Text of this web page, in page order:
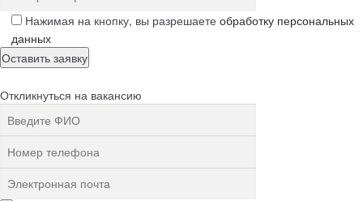
Нажимая на кнопку, вы разрешаете обработку персональных
данных
Откликнуться на вакансию